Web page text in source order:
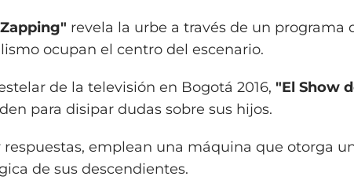
revela la urbe a través de un
ocupan el centro del escenario.
de la televisión en Bogotá 2016, "El Show
para disipar dudas sobre sus hijos.
respuestas, emplean una máquina que otorga
de sus descendientes.